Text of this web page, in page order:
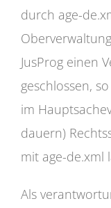
durch age-
JusProg einen
geschlossen,
im
dauern)
mit age-de.xml
Als